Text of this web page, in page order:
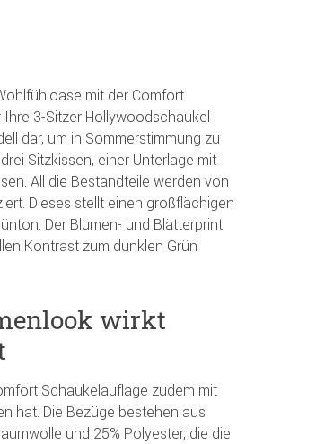
mit der Comfort
3-Sitzer Hollywoodschaukel
dar, um in Sommerstimmung zu
Sitzkissen, einer Unterlage mit
All die Bestandteile werden von
Dieses stellt einen großflächigen
Der Blumen- und Blätterprint
Kontrast zum dunklen Grün
wirkt
Schaukelauflage zudem mit
hat. Die Bezüge bestehen aus
und 25% Polyester, die die